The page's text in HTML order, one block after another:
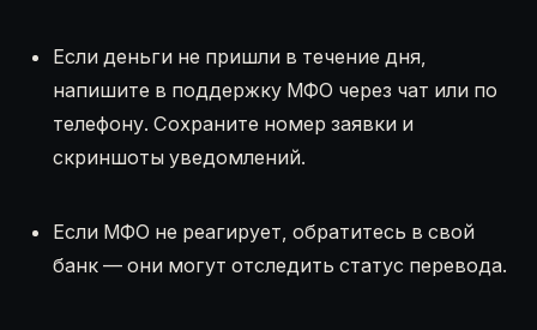
Если деньги не пришли в течение дня,
напишите в поддержку МФО через чат или по
телефону. Сохраните номер заявки и
скриншоты уведомлений.
Если МФО не реагирует, обратитесь в свой
банк — они могут отследить статус перевода.